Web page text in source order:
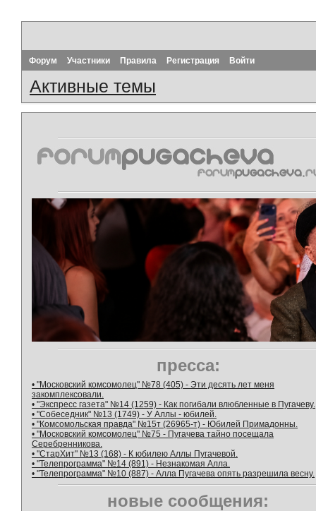
Форум Участники Правила Регистрация Войти
Активные темы
пресса:
• "Московский комсомолец" №78 (405) - Эти десять лет меня
закомплексовали.
• "Экспресс газета" №14 (1259) - Как погибали влюбленные в Пугачеву.
• "Собеседник" №13 (1749) - У Аллы - юбилей.
• "Комсомольская правда" №15т (26965-т) - Юбилей Примадонны.
• "Московский комсомолец" №75 - Пугачева тайно посещала
Серебренникова.
• "СтарХит" №13 (168) - К юбилею Аллы Пугачевой.
• "Телепрограмма" №14 (891) - Незнакомая Алла.
• "Телепрограмма" №10 (887) - Алла Пугачева опять разрешила весну.
новые сообщения: